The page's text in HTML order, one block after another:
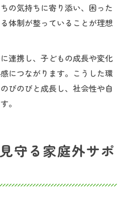
の気持ちに寄り添い、困った
体制が整っていることが理想
連携し、子どもの成長や変化
につながります。こうした環
びのびと成長し、社会性や自
。
守る家庭外サポ